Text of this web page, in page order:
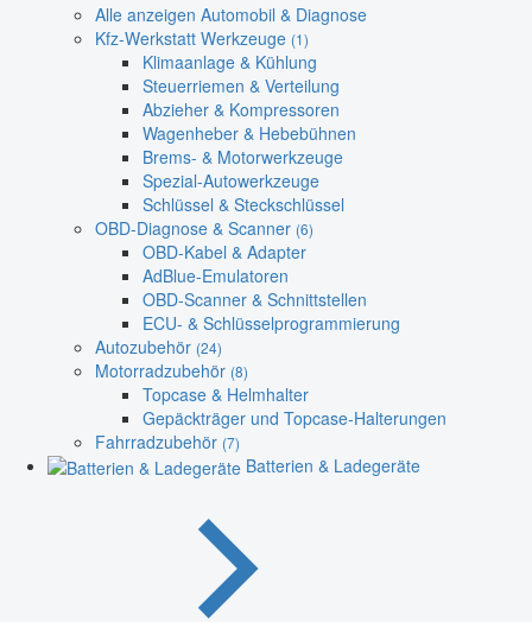
Alle anzeigen Automobil & Diagnose
Kfz-Werkstatt Werkzeuge (1)
Klimaanlage & Kühlung
Steuerriemen & Verteilung
Abzieher & Kompressoren
Wagenheber & Hebebühnen
Brems- & Motorwerkzeuge
Spezial-Autowerkzeuge
Schlüssel & Steckschlüssel
OBD-Diagnose & Scanner (6)
OBD-Kabel & Adapter
AdBlue-Emulatoren
OBD-Scanner & Schnittstellen
ECU- & Schlüsselprogrammierung
Autozubehör (24)
Motorradzubehör (8)
Topcase & Helmhalter
Gepäckträger und Topcase-Halterungen
Fahrradzubehör (7)
Batterien & Ladegeräte